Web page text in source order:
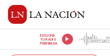
ESCUCHÁ
TU RADIO
PREFERIDA